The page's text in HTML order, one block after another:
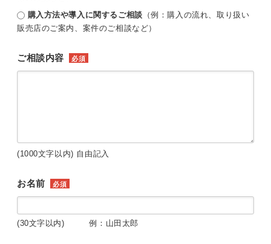
購入方法や導入に関するご相談 （例：購入の流れ、取り扱い
販売店のご案内、案件のご相談など）
ご相談内容 必須
(1000文字以内) 自由記入
お名前 必須
(30文字以内) 例：山田太郎